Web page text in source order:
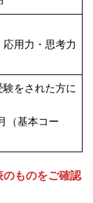
用力・思考力
をされた方に
（基本コー
ものをご確認